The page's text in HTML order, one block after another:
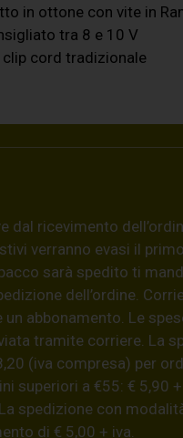
in ottone con vite in
tra 8 e 10 V
cord tradizionale
dal ricevimento
verranno evasi il
sarà spedito ti
dell’ordine.
abbonamento. Le
tramite corriere. La
(iva compresa) per
superiori a €55: € 5,90
spedizione con
di € 5,00 + iva.